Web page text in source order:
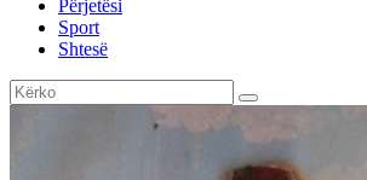
Përjetësi
Sport
Shtesë